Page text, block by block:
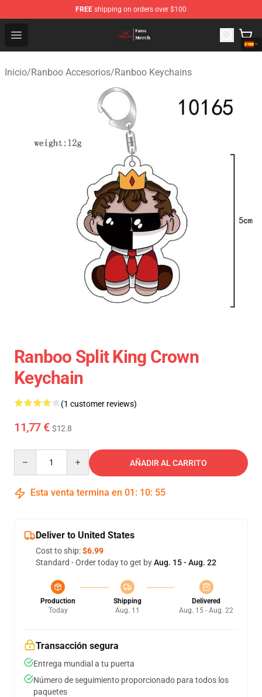
FREE shipping on orders over $100
Open menu
Ranboo Shop - Official Ranboo Merchandise Store
Inicio/Ranboo Accesorios/Ranboo Keychains
Ranboo Split King Crown
Keychain
(1 customer reviews)
11,77 € $12.8
AÑADIR AL CARRITO
Esta venta termina en 01 : 10: 55
Deliver to United States
Cost to ship:$6.99
Standard - Order today to get byAug. 15 - Aug. 22
Production
Today
Shipping
Aug. 11
Delivered
Aug. 15 - Aug. 22
Transacción segura
Entrega mundial a tu puerta
Número de seguimiento proporcionado para todos los
paquetes